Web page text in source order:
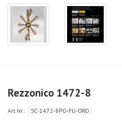
Rezzonico 1472-8
Art.Nr.: SC-1472-8PO-FU-ORO